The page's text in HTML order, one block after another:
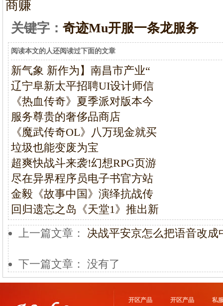
商赚
关键字： 奇迹Mu开服一条龙服务
阅读本文的人还阅读过下面的文章
新气象 新作为】南昌市产业“
辽宁阜新太平招聘UI设计师信
《热血传奇》夏季派对版本今
服务尊贵的奢侈品商店
《魔武传奇OL》八万现金就买
垃圾也能变废为宝
超爽快战斗来袭!幻想RPG页游
尽在异界程序员电子书官方站
金毅《故事中国》演绎抗战传
回归遗忘之岛《天堂1》推出新
上一篇文章： 决战平安京怎么把语音改
下一篇文章： 没有了
开区产品
开区产品
私